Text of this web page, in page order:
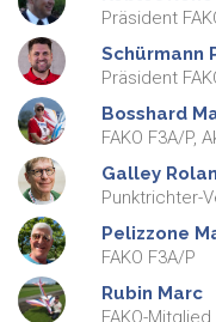
Präsident
Schürmann
Präsident
Bosshard
FAKO F3A/P,
Galley
Punktrichter-
Pelizzone
FAKO F3A/P
Rubin Marc
FAKO-Mitglied